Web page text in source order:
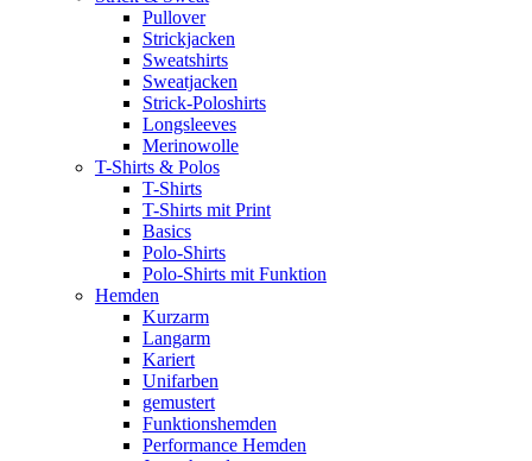
Pullover
Strickjacken
Sweatshirts
Sweatjacken
Strick-Poloshirts
Longsleeves
Merinowolle
T-Shirts & Polos
T-Shirts
T-Shirts mit Print
Basics
Polo-Shirts
Polo-Shirts mit Funktion
Hemden
Kurzarm
Langarm
Kariert
Unifarben
gemustert
Funktionshemden
Performance Hemden